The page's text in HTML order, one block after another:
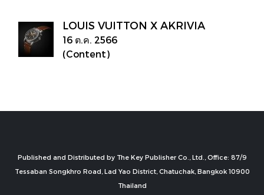
LOUIS VUITTON X AKRIVIA
16 ต.ค. 2566
(Content)
Published and Distributed by The Key Publisher Co., Ltd., Office: 87/9
Tessaban Songkhro Road, Lad Yao District, Chatuchak, Bangkok 10900
Thailand